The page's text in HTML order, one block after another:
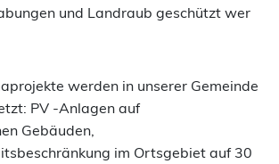
und Landraub geschützt wer
werden in unserer Gemeinde
PV -Anlagen auf
Gebäuden,
im Ortsgebiet auf 30